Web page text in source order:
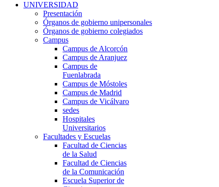
UNIVERSIDAD
Presentación
Órganos de gobierno unipersonales
Órganos de gobierno colegiados
Campus
Campus de Alcorcón
Campus de Aranjuez
Campus de
Fuenlabrada
Campus de Móstoles
Campus de Madrid
Campus de Vicálvaro
sedes
Hospitales
Universitarios
Facultades y Escuelas
Facultad de Ciencias
de la Salud
Facultad de Ciencias
de la Comunicación
Escuela Superior de